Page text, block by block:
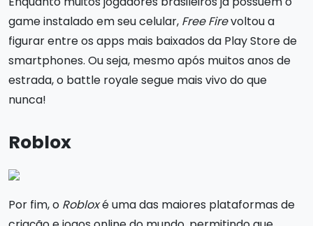
game instalado em seu celular, Free Firevoltou a
figurar entre os apps mais baixados da Play Store de
smartphones. Ou seja, mesmo após muitos anos de
estrada, o battle royale segue mais vivo do que
nunca!
Roblox
Por fim, o Robloxé uma das maiores plataformas de